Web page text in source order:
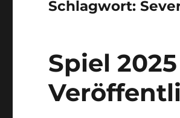
Schlagwort:
Spiel